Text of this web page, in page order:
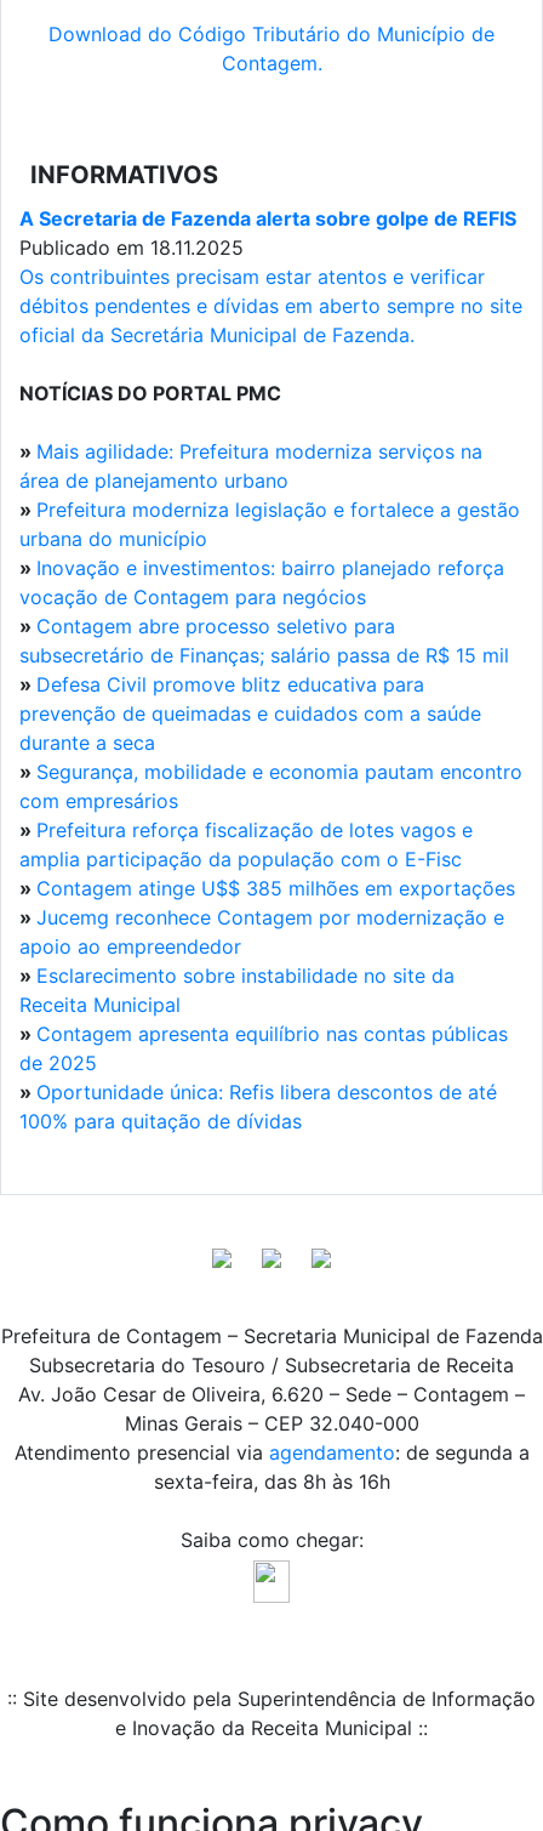
Download do Código Tributário do Município de
Contagem.
INFORMATIVOS
A Secretaria de Fazenda alerta sobre golpe de REFIS
Publicado em 18.11.2025
Os contribuintes precisam estar atentos e verificar
débitos pendentes e dívidas em aberto sempre no site
oficial da Secretária Municipal de Fazenda.
NOTÍCIAS DO PORTAL PMC
» Mais agilidade: Prefeitura moderniza serviços na
área de planejamento urbano
» Prefeitura moderniza legislação e fortalece a gestão
urbana do município
» Inovação e investimentos: bairro planejado reforça
vocação de Contagem para negócios
» Contagem abre processo seletivo para
subsecretário de Finanças; salário passa de R$ 15 mil
» Defesa Civil promove blitz educativa para
prevenção de queimadas e cuidados com a saúde
durante a seca
» Segurança, mobilidade e economia pautam encontro
com empresários
» Prefeitura reforça fiscalização de lotes vagos e
amplia participação da população com o E-Fisc
» Contagem atinge U$$ 385 milhões em exportações
» Jucemg reconhece Contagem por modernização e
apoio ao empreendedor
» Esclarecimento sobre instabilidade no site da
Receita Municipal
» Contagem apresenta equilíbrio nas contas públicas
de 2025
» Oportunidade única: Refis libera descontos de até
100% para quitação de dívidas
Prefeitura de Contagem – Secretaria Municipal de Fazenda
Subsecretaria do Tesouro / Subsecretaria de Receita
Av. João Cesar de Oliveira, 6.620 – Sede – Contagem –
Minas Gerais – CEP 32.040-000
Atendimento presencial via agendamento: de segunda a
sexta-feira, das 8h às 16h
Saiba como chegar:
:: Site desenvolvido pela Superintendência de Informação
e Inovação da Receita Municipal ::